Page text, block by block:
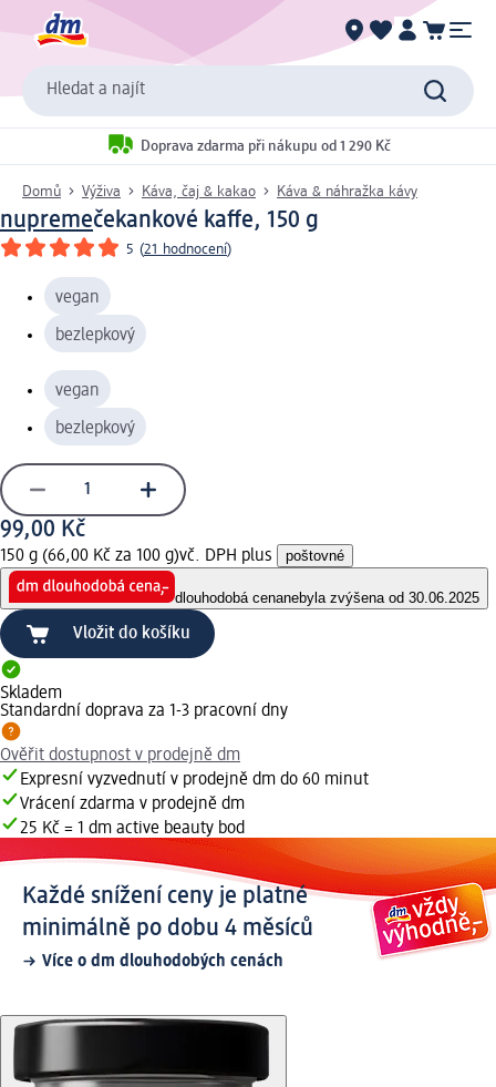
Hledat a najít
Doprava zdarma při nákupu od 1 290 Kč
Domů Výživa Káva, čaj & kakao Káva & náhražka kávy
nupremečekankové kaffe, 150 g
5 (21 hodnocení)
vegan
bezlepkový
vegan
bezlepkový
99,00 Kč
150 g (66,00 Kč za 100 g)vč. DPH plus poštovné
dlouhodobá cenanebyla zvýšena od 30.06.2025
Vložit do košíku
Skladem
Standardní doprava za 1-3 pracovní dny
Ověřit dostupnost v prodejně dm
Expresní vyzvednutí v prodejně dm do 60 minut
Vrácení zdarma v prodejně dm
25 Kč = 1 dm active beauty bod
Každé snížení ceny je platné
minimálně po dobu 4 měsíců
Více o dm dlouhodobých cenách